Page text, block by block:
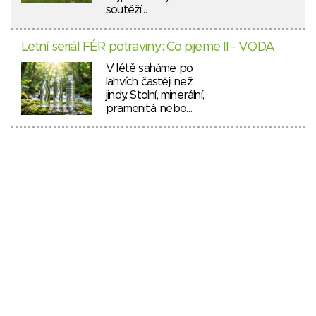
soutěží…
Letní seriál FÉR potraviny: Co pijeme II - VODA
V létě saháme po
lahvích častěji než
jindy. Stolní, minerální,
pramenitá, nebo…